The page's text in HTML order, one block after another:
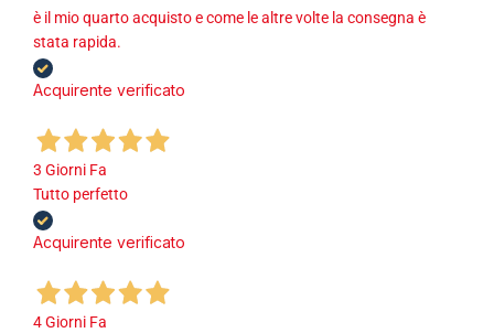
è il mio quarto acquisto e come le altre volte la consegna è
stata rapida.
Acquirente verificato
3 Giorni Fa
Tutto perfetto
Acquirente verificato
4 Giorni Fa